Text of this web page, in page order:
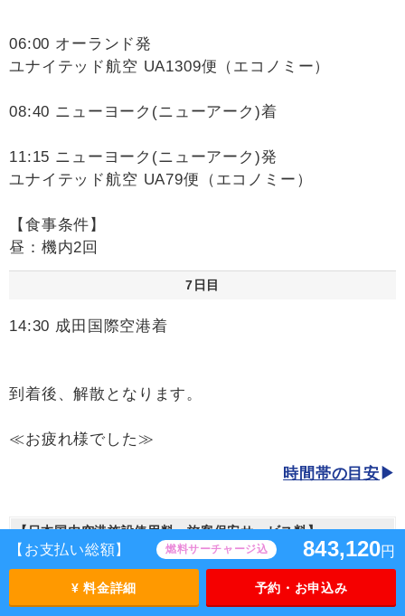
【お支払い総額】 燃料サーチャージ込 843,120円
¥ 料金詳細 予約・お申込み
06:00 オーランド発
ユナイテッド航空 UA1309便（エコノミー）
08:40 ニューヨーク(ニューアーク)着
11:15 ニューヨーク(ニューアーク)発
ユナイテッド航空 UA79便（エコノミー）
【食事条件】
昼：機内2回
7日目
14:30 成田国際空港着
到着後、解散となります。
≪お疲れ様でした≫
時間帯の目安
【日本国内空港施設使用料・旅客保安サービス料】
旅行代金に、日本国内空港施設使用料・旅客保安サービス料
は含まれておりません。別途お支払が必要となります。
【日本国内空港施設使用料】